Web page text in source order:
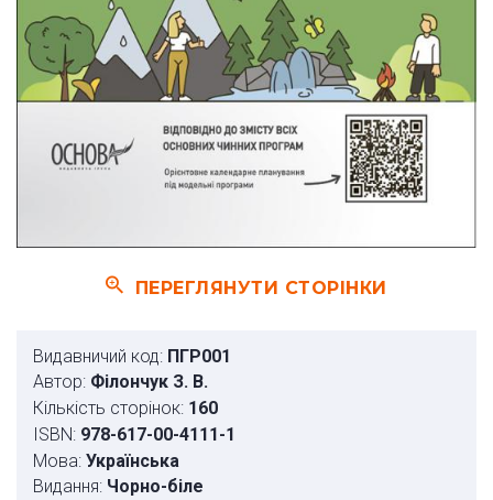
ПЕРЕГЛЯНУТИ СТОРІНКИ
Видавничий код: ПГР001
Автор: Філончук З. В.
Кількість сторінок: 160
ISBN: 978-617-00-4111-1
Мова: Українська
Видання: Чорно-біле